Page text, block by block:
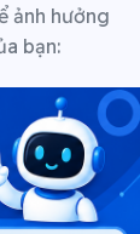
ảnh hưởng
bạn: